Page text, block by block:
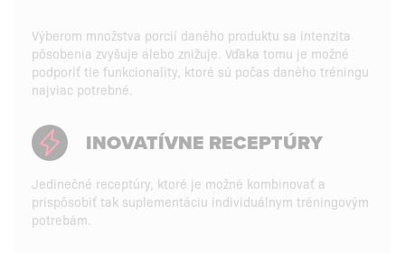
Výberom množstva porcií daného produktu sa intenzita
pôsobenia zvyšuje alebo znižuje. Vďaka tomu je možné
podporiť tie funkcionality, ktoré sú počas daného tréningu
najviac potrebné.
INOVATÍVNE RECEPTÚRY
Jedinečné receptúry, ktoré je možné kombinovať a
prispôsobiť tak suplementáciu individuálnym tréningovým
potrebám.